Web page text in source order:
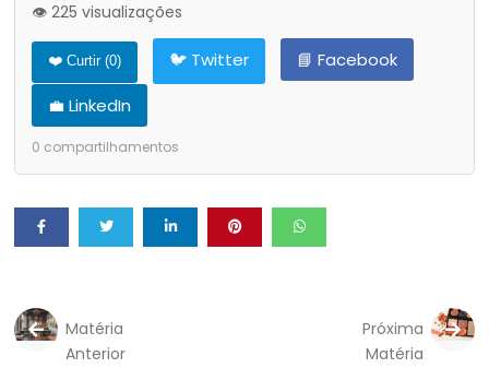
👁️ 225 visualizações
❤️ Curtir (0) 🐦 Twitter
📘 Facebook
💼 LinkedIn
0 compartilhamentos
Matéria
Anterior
Próxima
Matéria